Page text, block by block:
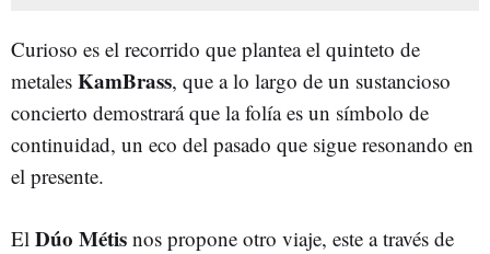
Curioso es el recorrido que plantea el quinteto de
metales KamBrass, que a lo largo de un sustancioso
concierto demostrará que la folía es un símbolo de
continuidad, un eco del pasado que sigue resonando en
el presente.
El Dúo Métis nos propone otro viaje, este a través de